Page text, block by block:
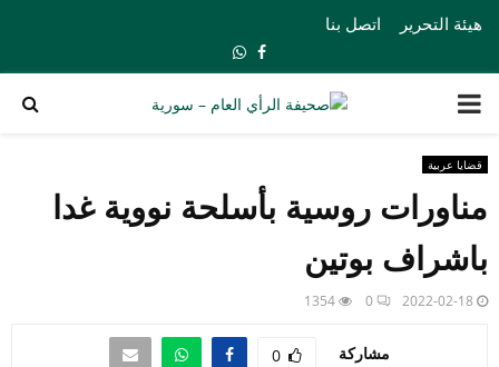
هيئة التحرير اتصل بنا
Facebook
Whatsapp
PRIMARY
MENU
قضايا عربية
مناورات روسية بأسلحة نووية غدا
باشراف بوتين
2022-02-18
0
1354
مشاركة 0